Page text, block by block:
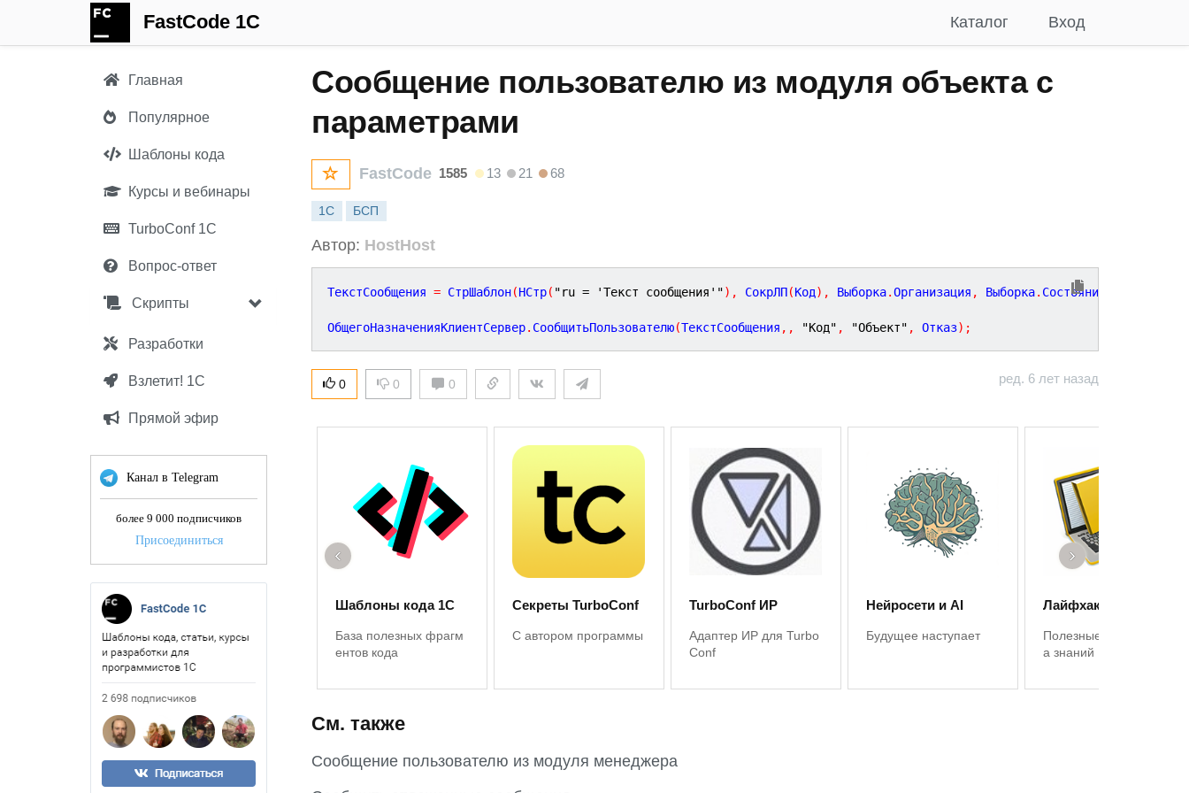
FastCode 1C Вход
Каталог
Главная
Популярное
Шаблоны кода
Курсы и вебинары
TurboConf 1С
Вопрос-ответ
Скрипты
Разработки
Взлетит! 1С
Прямой эфир
Канал в Telegram
более 9 000 подписчиков
Присоединиться
Сообщение пользователю из модуля объекта с
параметрами
FastCode 1585 13 21 68
1С БСП
Автор: HostHost
ТекстСообщения = СтрШаблон(НСтр( "ru = 'Текст сообщения'") , СокрЛП(Код) , Выборка.Организация , Выборка. Состояние
ОбщегоНазначенияКлиентСервер. СообщитьПользователю(ТекстСообщения , , "Код" , "Объект" , Отказ) ;
0 0 0 ред. 6 лет назад
Шаблоны кода 1С
База полезных фрагм
ентов кода
Секреты TurboConf
С автором программы
TurboConf ИР
Адаптер ИР для Turbo
Conf
Нейросети и AI
Будущее наступает
Лайфхаки 1С
Полезные советы, баз
а знаний
‹ ›
См. также
Сообщение пользователю из модуля менеджера